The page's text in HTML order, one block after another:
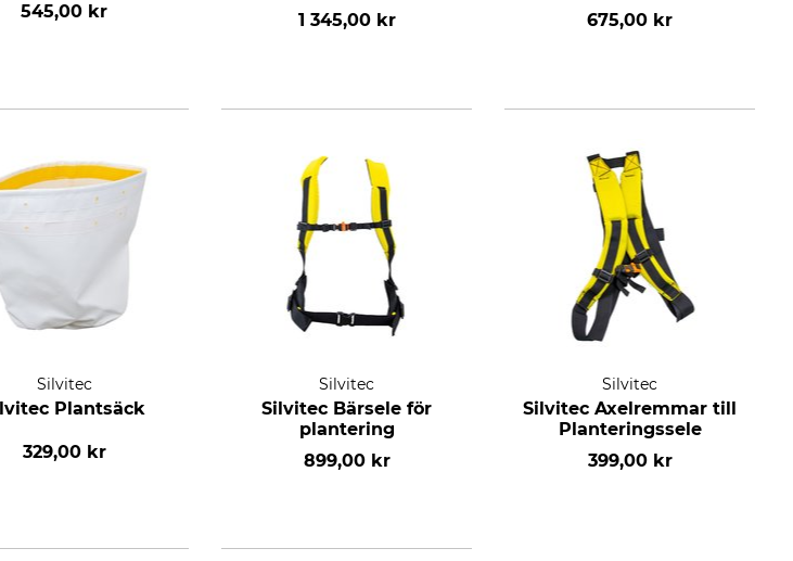
545,00 kr
1 345,00 kr
675,00 kr
Silvitec
Plantsäck
329,00 kr
Silvitec
Silvitec Bärsele för
plantering
899,00 kr
Silvitec
Silvitec Axelremmar till
Planteringssele
399,00 kr